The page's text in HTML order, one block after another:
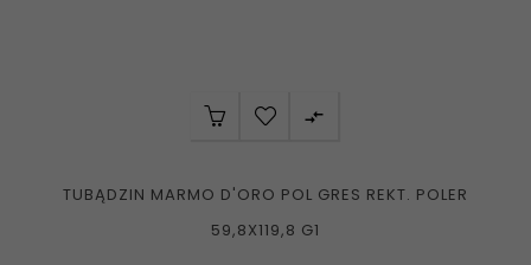

TUBĄDZIN MARMO D'ORO POL GRES REKT. POLER
59,8X119,8 G1